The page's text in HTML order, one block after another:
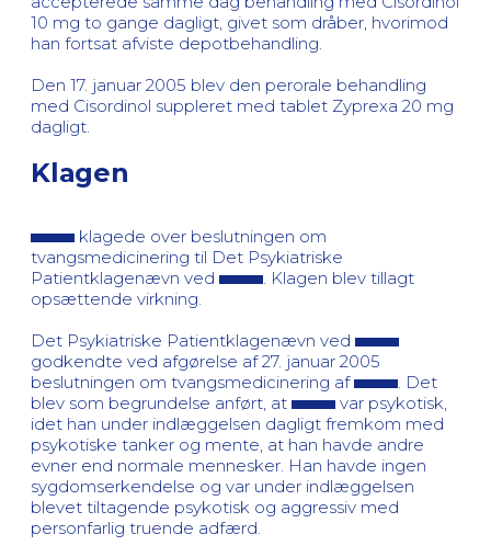
10 mg to gange dagligt, givet som dråber, hvorimod
han fortsat afviste depotbehandling.
Den 17. januar 2005 blev den perorale behandling
med Cisordinol suppleret med tablet Zyprexa 20 mg
dagligt.
Klagen
klagede over beslutningen om
tvangsmedicinering til Det Psykiatriske
Patientklagenævn ved
. Klagen blev tillagt
opsættende virkning.
Det Psykiatriske Patientklagenævn ved
godkendte ved afgørelse af 27. januar 2005
beslutningen om tvangsmedicinering af
. Det
blev som begrundelse anført, at
var psykotisk,
idet han under indlæggelsen dagligt fremkom med
psykotiske tanker og mente, at han havde andre
evner end normale mennesker. Han havde ingen
sygdomserkendelse og var under indlæggelsen
blevet tiltagende psykotisk og aggressiv med
personfarlig truende adfærd.